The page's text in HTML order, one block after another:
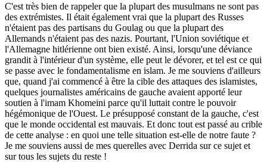
C'est très bien de rappeler que la plupart des musulmans ne sont pas
des extrémistes. Il était également vrai que la plupart des Russes
n'étaient pas des partisans du Goulag ou que la plupart des
Allemands n'étaient pas des nazis. Pourtant, l'Union soviétique et
l'Allemagne hitlérienne ont bien existé. Ainsi, lorsqu'une déviance
grandit à l'intérieur d'un système, elle peut le dévorer, et tel est ce qui
se passe avec le fondamentalisme en islam. Je me souviens d'ailleurs
que, quand j'ai commencé à être la cible des attaques des islamistes,
quelques journalistes américains de gauche avaient apporté leur
soutien à l'imam Khomeini parce qu'il luttait contre le pouvoir
hégémonique de l'Ouest. Le présupposé constant de la gauche, c'est
que le monde occidental est mauvais. Et donc tout est passé au crible
de cette analyse : en quoi une telle situation est-elle de notre faute ?
Je me souviens aussi de mes querelles avec Derrida sur ce sujet et
sur tous les sujets du reste !